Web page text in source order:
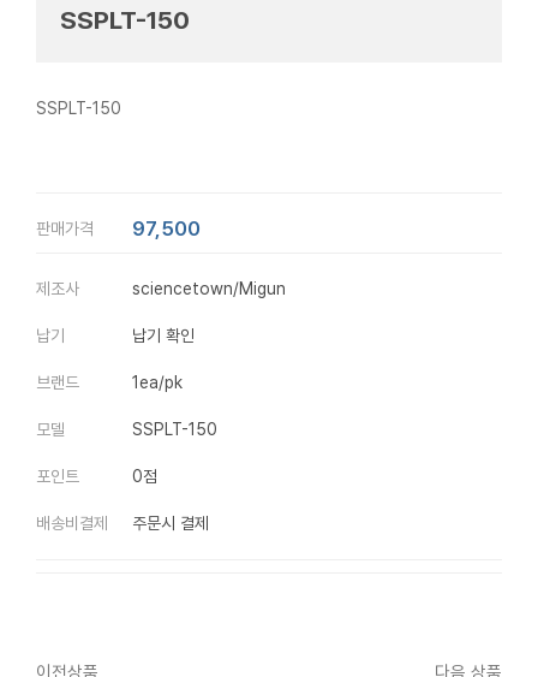
SSPLT-150
SSPLT-150
판매가격 97,500
제조사 sciencetown/Migun
납기 납기 확인
브랜드 1ea/pk
모델 SSPLT-150
포인트 0점
배송비결제 주문시 결제
이전상품 다음 상품